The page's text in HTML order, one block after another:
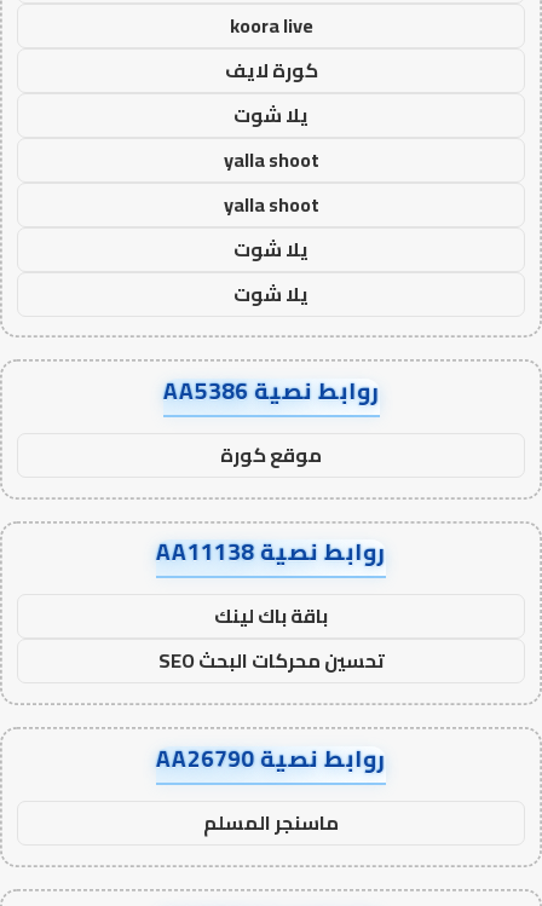
koora live
كورة لايف
يلا شوت
yalla shoot
yalla shoot
يلا شوت
يلا شوت
روابط نصية AA5386
موقع كورة
روابط نصية AA11138
باقة باك لينك
تحسين محركات البحث SEO
روابط نصية AA26790
ماسنجر المسلم